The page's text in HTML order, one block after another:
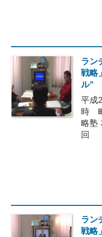
ラン
戦略
ル”
平成
時
略塾
回
ラン
戦略